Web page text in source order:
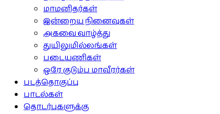
மாமனிதர்கள்
இன்றைய நினைவுகள்
அகவை வாழ்த்து
துயிலுமில்லங்கள்
படையணிகள்
ஒரே குடும்ப மாவீரர்கள்
படத்தொகுப்பு
பாடல்கள்
தொடர்புகளுக்கு